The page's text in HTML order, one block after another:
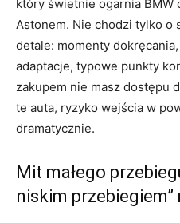
który świetnie ogarnia BMW
Astonem. Nie chodzi tylko o
detale: momenty
adaptacje, typowe punkty
zakupem nie masz dostępu
te auta, ryzyko wejścia w
dramatycznie.
Mit małego
niskim